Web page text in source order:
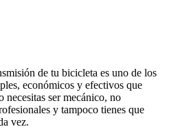
de tu bicicleta es uno de los
económicos y efectivos que
necesitas ser mecánico, no
y tampoco tienes que
vez.